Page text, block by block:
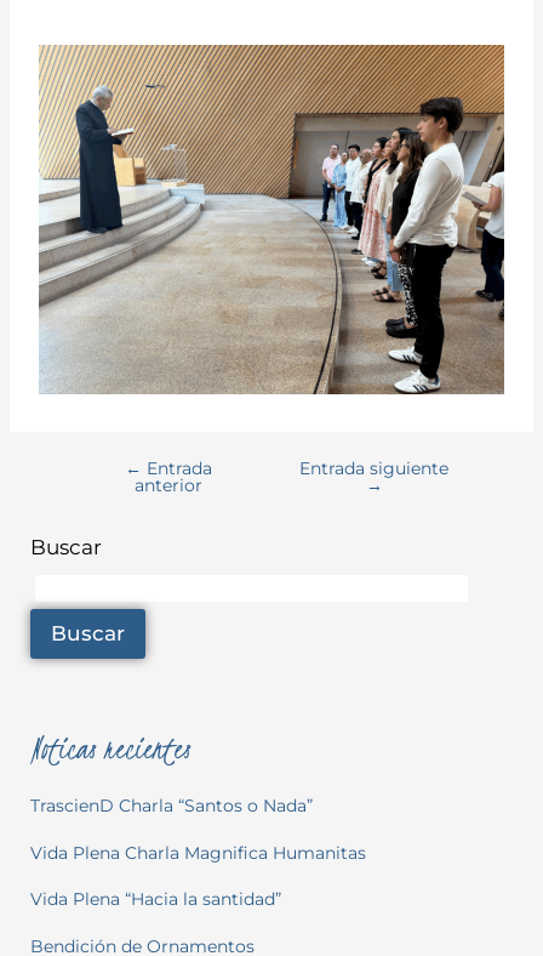
← Entrada
anterior
Entrada siguiente
→
Buscar
Buscar
Noticas recientes
TrascienD Charla “Santos o Nada”
Vida Plena Charla Magnifica Humanitas
Vida Plena “Hacia la santidad”
Bendición de Ornamentos